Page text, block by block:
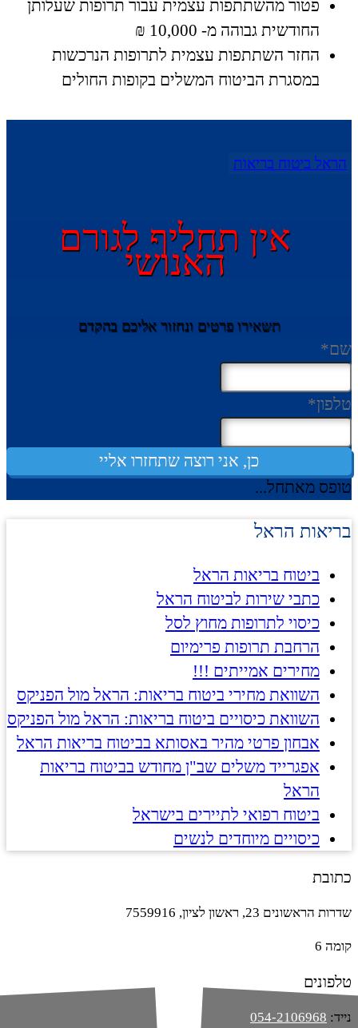
פטור מהשתתפות עצמית עבור תרופות שעלותן
החודשית גבוהה מ- 10,000 ₪
החזר השתתפות עצמית לתרופות הנרכשות
במסגרת הביטוח המשלים בקופות החולים
הראל ביטוח בריאות
אין תחליף לגורם
האנושי
תשאירו פרטים ונחזור אליכם בהקדם
שם*
טלפון*
כן, אני רוצה שתחזרו אליי
טופס מאתחל...
בריאות הראל
ביטוח בריאות הראל
כתבי שירות לביטוח הראל
כיסוי לתרופות מחוץ לסל
הרחבת תרופות פרימיום
מחירים אמייתים !!!
השוואת מחירי ביטוח בריאות: הראל מול הפניקס
השוואת כיסויים ביטוח בריאות: הראל מול הפניקס
אבחון פרטי מהיר באסותא בביטוח בריאות הראל
אפגרייד משלים שב"ן מחודש בביטוח בריאות
הראל
ביטוח רפואי לתיירים בישראל
כיסויים מיוחדים לנשים
כתובת
שדרות הראשונים 23, ראשון לציון, 7559916
קומה 6
טלפונים
נייד: 054-2106968